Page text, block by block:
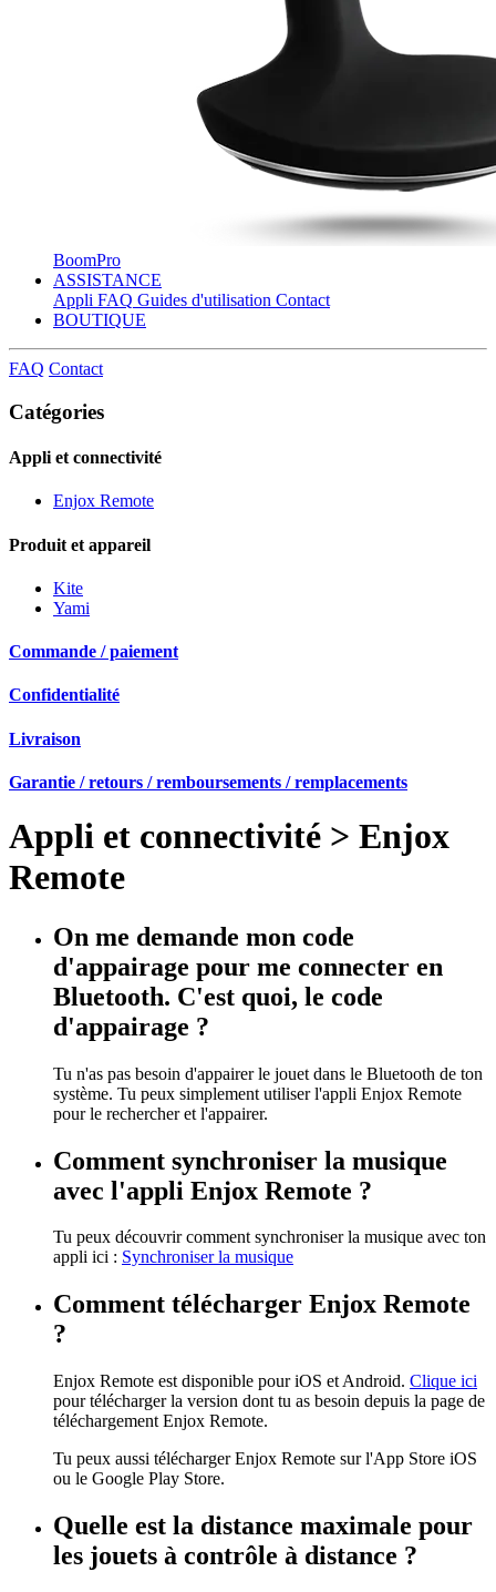
BoomPro
ASSISTANCE
Appli FAQ Guides d'utilisation Contact
BOUTIQUE
FAQ Contact
Catégories
Appli et connectivité
Enjox Remote
Produit et appareil
Kite
Yami
Commande / paiement
Confidentialité
Livraison
Garantie / retours / remboursements / remplacements
Appli et connectivité > Enjox
Remote
On me demande mon code
d'appairage pour me connecter en
Bluetooth. C'est quoi, le code
d'appairage ?
Tu n'as pas besoin d'appairer le jouet dans le Bluetooth de ton
système. Tu peux simplement utiliser l'appli Enjox Remote
pour le rechercher et l'appairer.
Comment synchroniser la musique
avec l'appli Enjox Remote ?
Tu peux découvrir comment synchroniser la musique avec ton
appli ici : Synchroniser la musique
Comment télécharger Enjox Remote
?
Enjox Remote est disponible pour iOS et Android. Clique ici
pour télécharger la version dont tu as besoin depuis la page de
téléchargement Enjox Remote.
Tu peux aussi télécharger Enjox Remote sur l'App Store iOS
ou le Google Play Store.
Quelle est la distance maximale pour
les jouets à contrôle à distance ?